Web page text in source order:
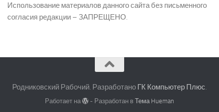
Использование материалов данного сайта без письменного
согласия редакции – ЗАПРЕЩЕНО.
Родниковский Рабочий. Разработано ГК Компьютер Плюс.
Работает на - Разработан вТема Hueman